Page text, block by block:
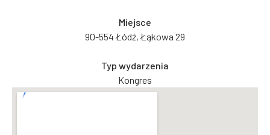
Miejsce
90-554 Łódź, Łąkowa 29
Typ wydarzenia
Kongres